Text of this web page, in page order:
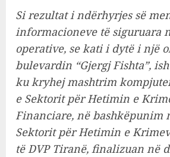
Si rezultat i ndërhyrjes së
informacioneve të siguruara
operative, se kati i dytë i një
bulevardin “Gjergj Fishta”,
ku kryhej mashtrim
e Sektorit për Hetimin e
Financiare, në bashkëpunim
Sektorit për Hetimin e
të DVP Tiranë, finalizuan në